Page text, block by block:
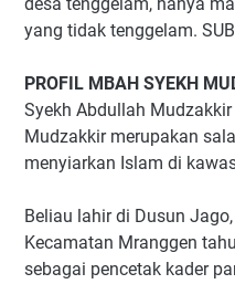
yang tidak tenggelam.
PROFIL MBAH SYEKH
Syekh Abdullah
Mudzakkir merupakan
menyiarkan Islam di
Beliau lahir di Dusun
Kecamatan Mranggen
sebagai pencetak kader